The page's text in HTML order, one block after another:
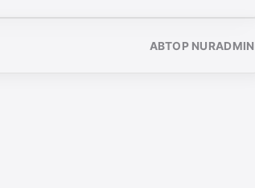
АВТОР NURADMIN